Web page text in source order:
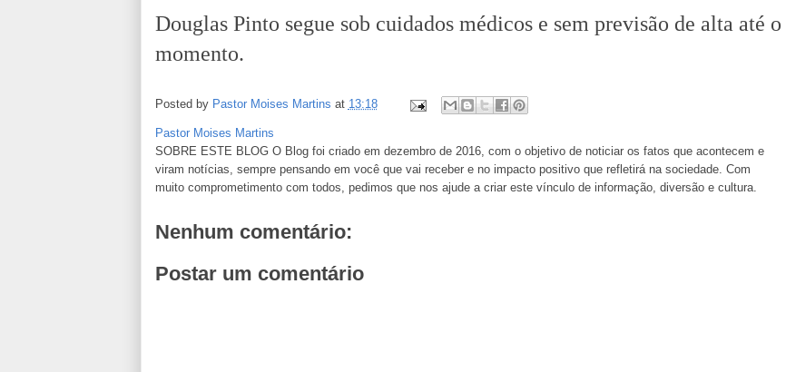
Douglas Pinto segue sob cuidados médicos e sem previsão de alta até o
momento.
Posted by Pastor Moises Martins at 13:18
Pastor Moises Martins
SOBRE ESTE BLOG O Blog foi criado em dezembro de 2016, com o objetivo de noticiar os fatos que acontecem e
viram notícias, sempre pensando em você que vai receber e no impacto positivo que refletirá na sociedade. Com
muito comprometimento com todos, pedimos que nos ajude a criar este vínculo de informação, diversão e cultura.
Nenhum comentário:
Postar um comentário